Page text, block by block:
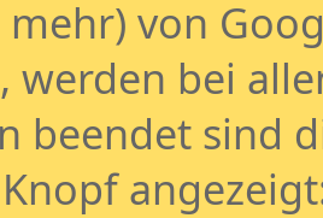
von
werden bei
beendet sind